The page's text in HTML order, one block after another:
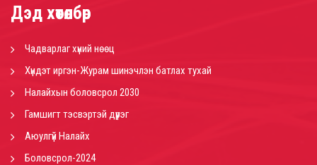
Дэд хөтөлбөр
Чадварлаг хүний нөөц
Хүндэт иргэн-Журам шинэчлэн батлах тухай
Налайхын боловсрол 2030
Гамшигт тэсвэртэй дүүрэг
Аюулгүй Налайх
Боловсрол-2024